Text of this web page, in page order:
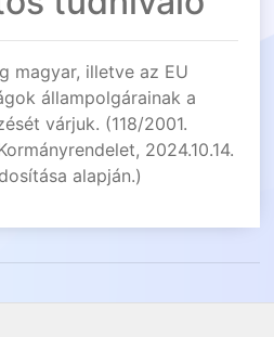
magyar, illetve az EU
állampolgárainak a
várjuk. (118/2001.
2024.10.14.
alapján.)